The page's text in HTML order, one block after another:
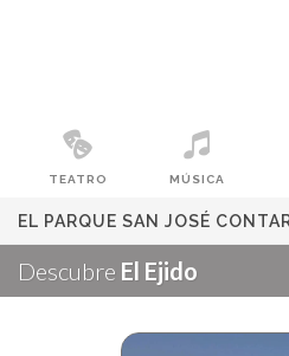
TEATRO MÚSICA
EL PARQUE SAN JOSÉ
Descubre El Ejido